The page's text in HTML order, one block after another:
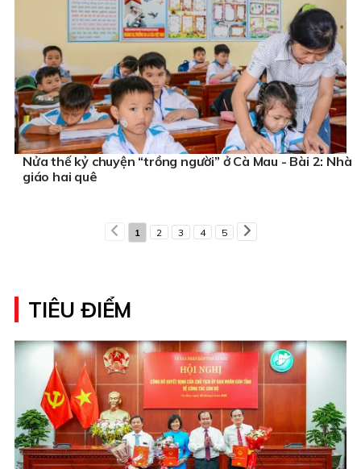
Nửa thế kỷ chuyện “trồng người” ở Cà Mau - Bài 2: Nhà
giáo hai quê
1 2 3 4 5
TIÊU ĐIỂM